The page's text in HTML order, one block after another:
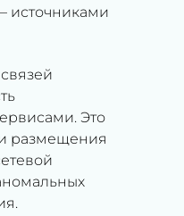
источниками
Это
размещения